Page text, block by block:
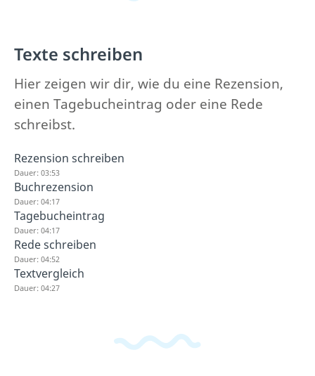
Texte schreiben
Hier zeigen wir dir, wie du eine Rezension,
einen Tagebucheintrag oder eine Rede
schreibst.
Rezension schreiben
Dauer: 03:53
Buchrezension
Dauer: 04:17
Tagebucheintrag
Dauer: 04:17
Rede schreiben
Dauer: 04:52
Textvergleich
Dauer: 04:27